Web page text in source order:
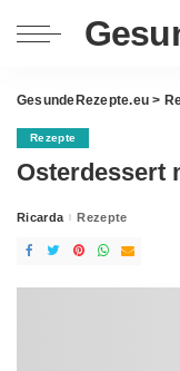
GesundeRezepte.eu >
Rezepte
Osterdessert
Posted
Ricarda Rezepte